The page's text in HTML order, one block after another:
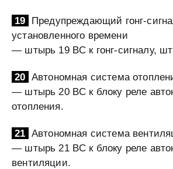
19 Предупреждающий гонг-
установленного времени
— штырь 19 BC к гонг-сигналу,
20 Автономная система
— штырь 20 BC к блоку реле
отопления.
21 Автономная система
— штырь 21 BC к блоку реле
вентиляции.